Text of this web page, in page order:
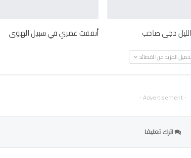
الليل دجى صاحب أنفقت عمري في سبيل الهوى
المزيد من القصائد
- Advertisement -
اترك تعليقا